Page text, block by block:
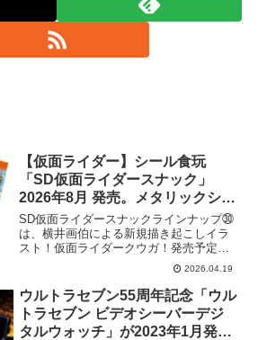
【仮面ライダー】シール食玩
「SD仮面ライダースナック」
2026年8月 発売。メタリックシー
ル全31種
SD仮面ライダースナックラインナップ㉚
は、横井画伯による新規描き起こしイラ
スト！仮面ライダークウガ！発売予定日
2026年8月参考価格確認中ラインナップ全
31種メーカーバンダイ予約情報各ショッ
プボタンをクリック・タップすると商品
ページ、もしく...
2026.04.19
ウルトラセブン55周年記念「ウル
トラセブン ビデオシーバーデジ
タルウォッチ」が2023年1月発売